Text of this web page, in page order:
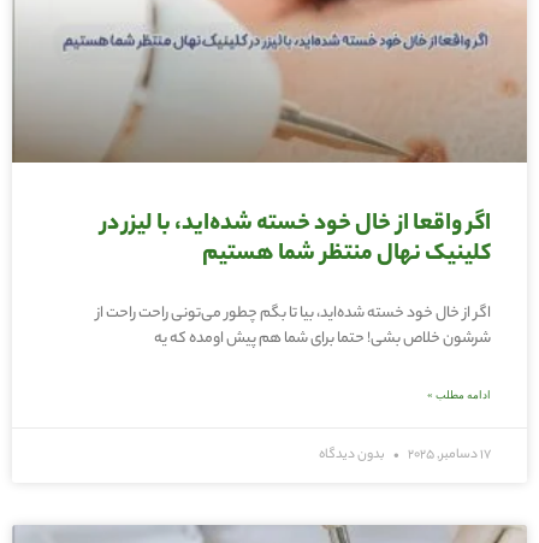
اگر واقعا از خال خود خسته شده‌اید، با لیزر در
کلینیک نهال منتظر شما هستیم
اگر از خال خود خسته شده‌اید، بیا تا بگم چطور می‌تونی راحت راحت از
شرشون خلاص بشی! حتما برای شما هم پیش اومده که یه
ادامه مطلب »
17 دسامبر, 2025 بدون دیدگاه